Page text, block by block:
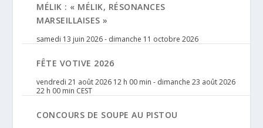
MÉLIK : « MÉLIK, RÉSONANCES
MARSEILLAISES »
samedi 13 juin 2026- dimanche 11 octobre 2026
FÊTE VOTIVE 2026
vendredi 21 août 2026 12 h 00 min - dimanche 23 août 2026
22 h 00 min CEST
CONCOURS DE SOUPE AU PISTOU